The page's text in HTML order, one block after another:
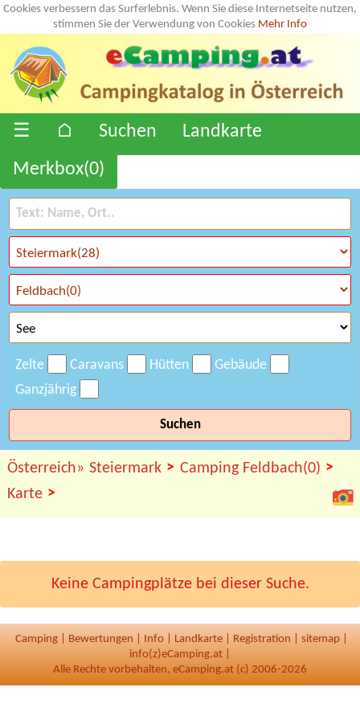
Cookies verbessern das Surferlebnis. Wenn Sie diese Internetseite nutzen,
stimmen Sie der Verwendung von Cookies Mehr Info
☰ ⌂ Suchen
Landkarte
Merkbox(0)
Zelte Caravans Hütten
Gebäude
Ganzjährig
Suchen
Österreich» Steiermark > Camping Feldbach(0) >
Karte >
Keine Campingplätze bei dieser Suche.
Camping Bewertungen Info Landkarte Registration sitemap
info(z)eCamping.at |
Alle Rechte vorbehalten, eCamping.at (c) 2006-2026